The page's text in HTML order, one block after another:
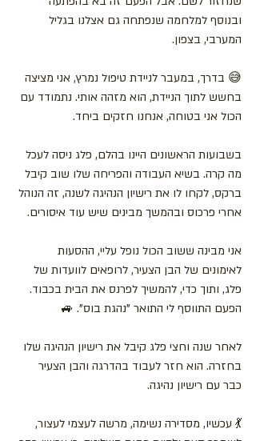
ובנוסף למלחמה שנפתחה גם אצלנו בגליל
המערבי, בצפון.
😅 בדרך, במעבר לניידת טיפול נמרץ, אני מציצה
בחשש לתוך הניידת, הוא מזהה אותי. נתמודד עם
הכול אני בטוחה, אנחנו חזקים ביחד.
בשבועות הראשונים היינו בהלם, פלג ניסה לעכל
מה קרה. בשיא העבודה והפריחה שלו שוב קיבל
ברקס, לקחו לו את רישיון הנהיגה לשנה, זה הנוהל
אחרי פרכוס ובהמשך מבינים שיש עוד איסורים.
אני מבינה ששוב הכול נופל עליי, ההסעות
לאימונים של הבן הצעיר, לרופאים לוועדות של
פלג, ותוך כדי, להמשיך לפרנס את הבית בכבוד.
הפעם התווסף לי התואר "נהגת בוס". 🚙
לאחר שנה וחצי פלג קיבל את רישיון הנהיגה שלו
בחזרה. הוא חזר לעבוד בהדרגה והבן הצעיר
כבר עם רישיון נהיגה.
💃 עכשיו, מסדירה נשימה, מרשה לעצמי לעצור,